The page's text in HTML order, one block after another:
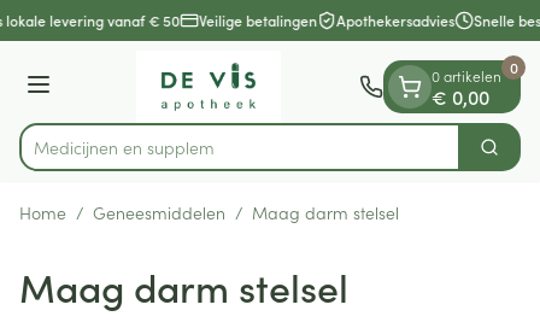
Ga naar de inhoud
1 van 1
levering vanaf € 50 Veilige betalingen Apothekersadvies Snelle
Menu
Product, merk, categorie...
M Zoek
0 artikelen
€ 0,00
0
Home / Geneesmiddelen / Maag darm stelsel
Maag darm stelsel